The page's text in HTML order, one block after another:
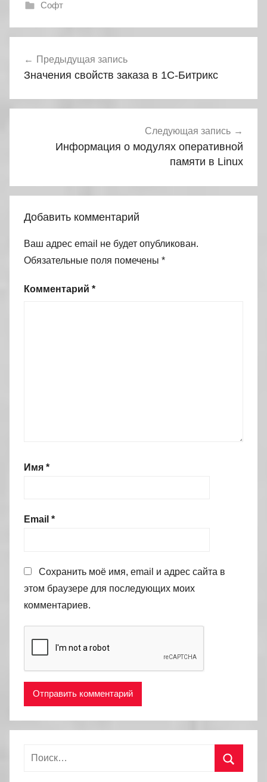
Софт
по
Предыдущая запись
Значения свойств заказа в 1С-Битрикс
Следующая запись
Информация о модулях оперативной
памяти в Linux
Добавить комментарий
Ваш адрес email не будет опубликован.
Обязательные поля помечены *
Комментарий *
Имя *
Email *
Сохранить моё имя, email и адрес сайта в
этом браузере для последующих моих
комментариев.
Найти: